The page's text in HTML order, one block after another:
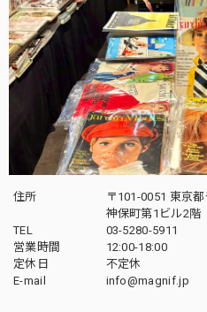
住所
〒101-0051 東京
神保町第1ビル2階
TEL
03-5280-5911
営業時間
12:00-18:00
定休日
不定休
E-mail
info@magnif.jp